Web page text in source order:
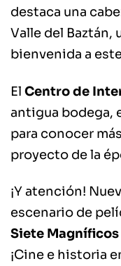
destaca una
Valle del Baztán,
bienvenida a
El Centro de
antigua bodega,
para conocer
proyecto de la
¡Y atención!
escenario de
Siete Magníficos
¡Cine e historia